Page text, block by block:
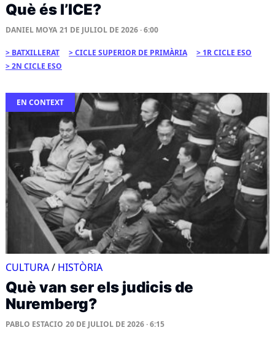
Què és l’ICE?
DANIEL MOYA 21 DE JULIOL DE 2026 · 6:00
BATXILLERAT CICLE SUPERIOR DE PRIMÀRIA
1R CICLE ESO
2N CICLE ESO
EN CONTEXT
CULTURA/ HISTÒRIA
Què van ser els judicis de
Nuremberg?
PABLO ESTACIO 20 DE JULIOL DE 2026 · 6:15